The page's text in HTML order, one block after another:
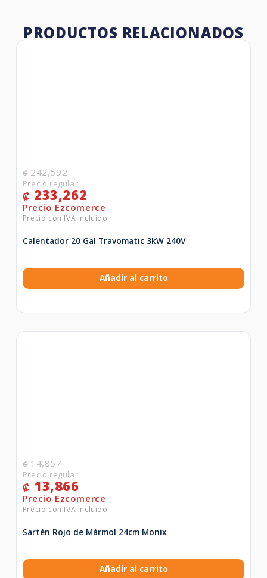
PRODUCTOS RELACIONADOS
₡242,592
₡ 233,262
Calentador 20 Gal Travomatic 3kW 240V
Añadir al carrito
₡14,857
₡ 13,866
Sartén Rojo de Mármol 24cm Monix
Añadir al carrito